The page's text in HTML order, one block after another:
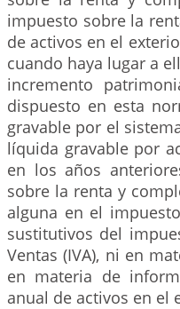
impuesto sobre la
de activos en el
cuando haya lugar a
incremento
dispuesto en esta
gravable por el
líquida gravable por
en los años
sobre la renta y
alguna en el
sustitutivos del
Ventas (IVA), ni en
en materia de
anual de activos en el